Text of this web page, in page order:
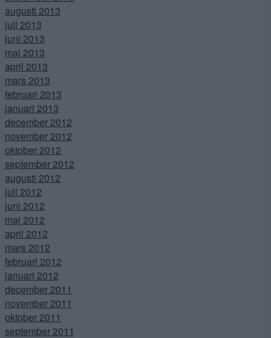
augusti 2013
juli 2013
juni 2013
maj 2013
april 2013
mars 2013
februari 2013
januari 2013
december 2012
november 2012
oktober 2012
september 2012
augusti 2012
juli 2012
juni 2012
maj 2012
april 2012
mars 2012
februari 2012
januari 2012
december 2011
november 2011
oktober 2011
september 2011